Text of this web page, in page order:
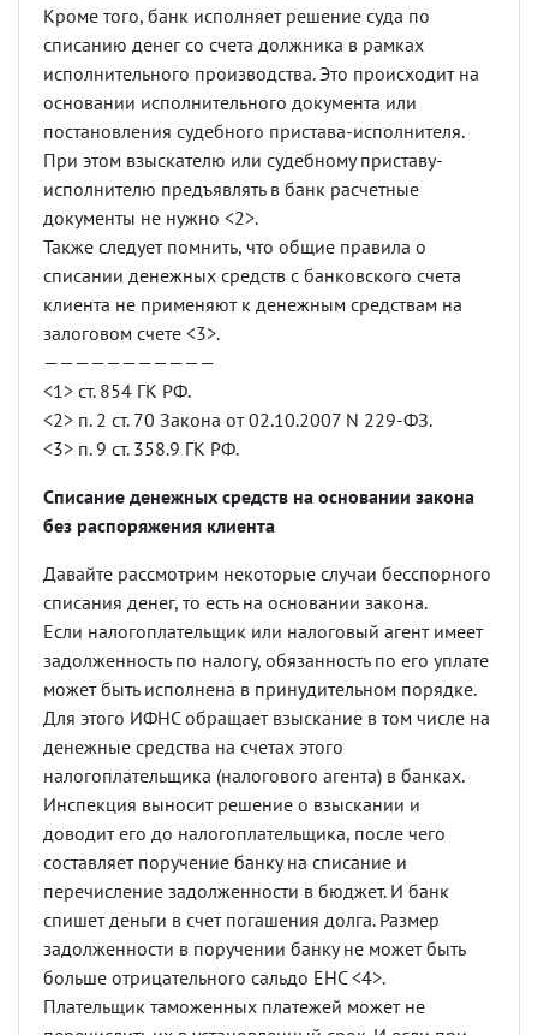
Кроме того, банк исполняет решение суда по
списанию денег со счета должника в рамках
исполнительного производства. Это происходит на
основании исполнительного документа или
постановления судебного пристава-исполнителя.
При этом взыскателю или судебному приставу-
исполнителю предъявлять в банк расчетные
документы не нужно <2>.
Также следует помнить, что общие правила о
списании денежных средств с банковского счета
клиента не применяют к денежным средствам на
залоговом счете <3>.
———————————
<1> ст. 854 ГК РФ.
<2> п. 2 ст. 70 Закона от 02.10.2007 N 229-ФЗ.
<3> п. 9 ст. 358.9 ГК РФ.
Списание денежных средств на основании закона
без распоряжения клиента
Давайте рассмотрим некоторые случаи бесспорного
списания денег, то есть на основании закона.
Если налогоплательщик или налоговый агент имеет
задолженность по налогу, обязанность по его уплате
может быть исполнена в принудительном порядке.
Для этого ИФНС обращает взыскание в том числе на
денежные средства на счетах этого
налогоплательщика (налогового агента) в банках.
Инспекция выносит решение о взыскании и
доводит его до налогоплательщика, после чего
составляет поручение банку на списание и
перечисление задолженности в бюджет. И банк
спишет деньги в счет погашения долга. Размер
задолженности в поручении банку не может быть
больше отрицательного сальдо ЕНС <4>.
Плательщик таможенных платежей может не